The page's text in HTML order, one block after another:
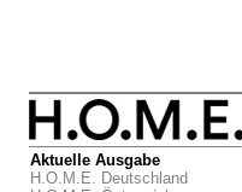
Aktuelle Ausgabe
H.O.M.E. Deutschland